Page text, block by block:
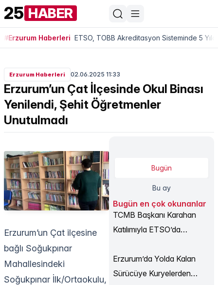
25 HABER
#Erzurum Haberleri ETSO, TOBB Akreditasyon Sisteminde 5
Erzurum Haberleri 02.06.2025 11:33
Erzurum’un Çat İlçesinde Okul Binası
Yenilendi, Şehit Öğretmenler
Unutulmadı
Erzurum’un Çat ilçesine
bağlı Soğukpınar
Mahallesindeki
Soğukpınar İlk/Ortaokulu,
Bugün
Bu ay
Bugün en çok okunanlar
TCMB Başkanı Karahan
Katılımıyla ETSO’da
Düzenlendi
Erzurum’da Yolda Kalan
Sürücüye Kuryelerden